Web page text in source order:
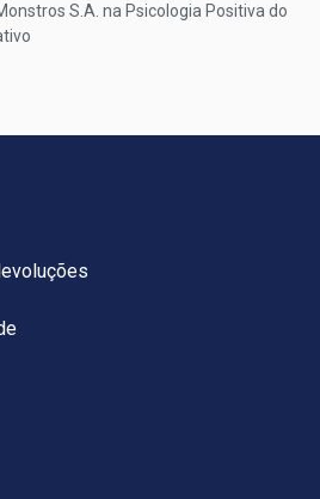
S.A. na Psicologia Positiva do